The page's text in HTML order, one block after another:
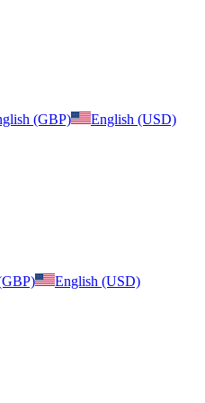
(GBP) English (USD)
English (USD)